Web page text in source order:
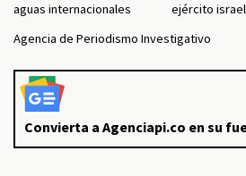
aguas internacionales
ejército
Agencia de Periodismo Investigativo
Convierta a Agenciapi.co en su